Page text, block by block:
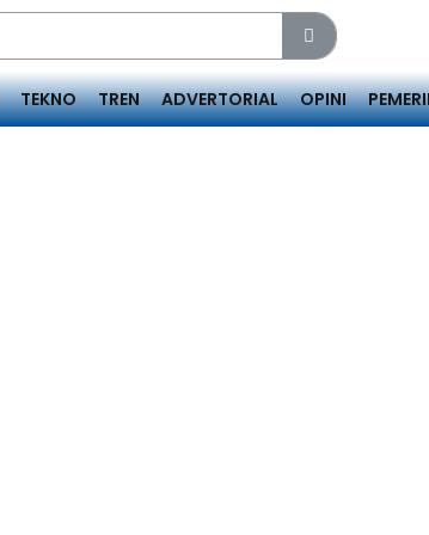
TEKNO TREN ADVERTORIAL OPINI